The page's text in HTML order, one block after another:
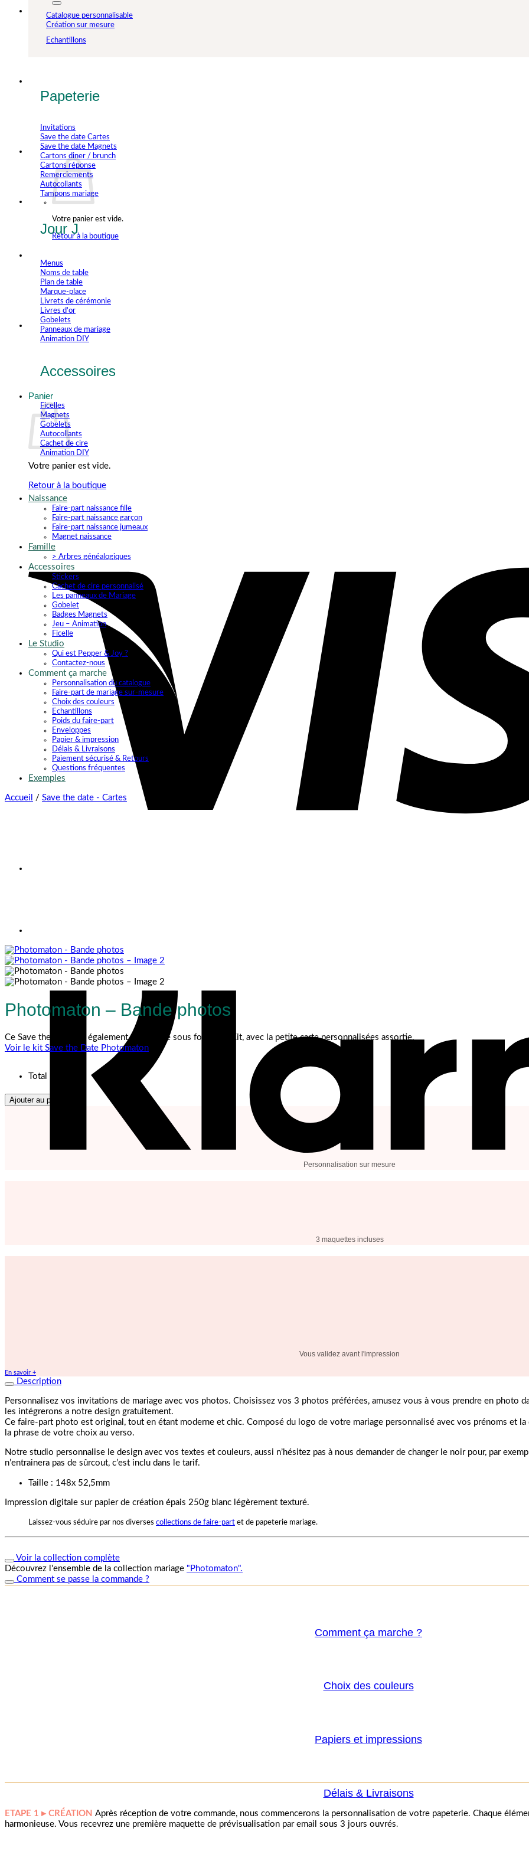
Votre panier est vide.
Retour à la boutique
Panier
Votre panier est vide.
Retour à la boutique
Catalogue personnalisable
Création sur mesure
Echantillons
Papeterie
Invitations
Save the date Cartes
Save the date Magnets
Cartons diner / brunch
Cartons réponse
Remerciements
Autocollants
Tampons mariage
Jour J
Menus
Noms de table
Plan de table
Marque-place
Livrets de cérémonie
Livres d'or
Gobelets
Panneaux de mariage
Animation DIY
Accessoires
Ficelles
Magnets
Gobelets
Autocollants
Cachet de cire
Animation DIY
Naissance
Faire-part naissance fille
Faire-part naissance garçon
Faire-part naissance jumeaux
Magnet naissance
Famille
> Arbres généalogiques
Accessoires
Stickers
Cachet de cire personnalisé
Les panneaux de Mariage
Gobelet
Badges Magnets
Jeu – Animation
Ficelle
Le Studio
Qui est Pepper & Joy ?
Contactez-nous
Comment ça marche
Personnalisation du catalogue
Faire-part de mariage sur-mesure
Choix des couleurs
Echantillons
Poids du faire-part
Enveloppes
Papier & impression
Délais & Livraisons
Paiement sécurisé & Retours
Questions fréquentes
Exemples
Accueil / Save the date - Cartes
Photomaton – Bande photos
Ce Save the Date est également disponible sous forme de Kit, avec la petite carte personnalisées assortie.
Voir le kit Save the Date Photomaton
Total
Ajouter au panier
Personnalisation sur mesure
3 maquettes incluses
Vous validez avant l'impression
En savoir +
Description
Personnalisez vos invitations de mariage avec vos photos. Choisissez vos 3 photos préférées, amusez vous à vous prendre en photo
les intégrerons a notre design gratuitement.
Ce faire-part photo est original, tout en étant moderne et chic. Composé du logo de votre mariage personnalisé avec vos prénoms et
la phrase de votre choix au verso.
Notre studio personnalise le design avec vos textes et couleurs, aussi n’hésitez pas à nous demander de changer le noir pour, par
n’entrainera pas de sûrcout, c’est inclu dans le tarif.
Taille : 148x 52,5mm
Impression digitale sur papier de création épais 250g blanc légèrement texturé.
Laissez-vous séduire par nos diverses collections de faire-part et de papeterie mariage.
Voir la collection complète
Découvrez l'ensemble de la collection mariage "Photomaton".
Comment se passe la commande ?
Comment ça marche ?
Choix des couleurs
Papiers et impressions
Délais & Livraisons
ETAPE 1 ▸ CRÉATION Après réception de votre commande, nous commencerons la personnalisation de votre papeterie. Chaque
harmonieuse. Vous recevrez une première maquette de prévisualisation par email sous 3 jours ouvrés.